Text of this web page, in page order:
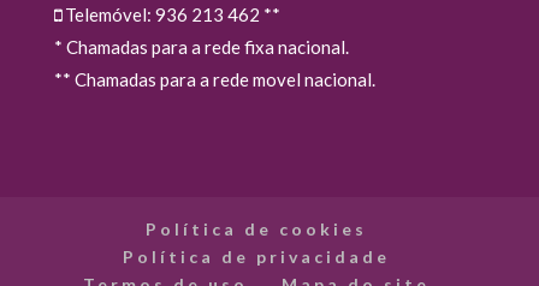
Telemóvel: 936 213 462 **
* Chamadas para a rede fixa nacional.
** Chamadas para a rede movel nacional.
Política de cookies
Política de privacidade